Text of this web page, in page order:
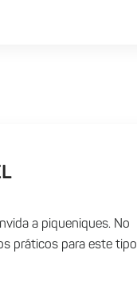
a piqueniques. No
práticos para este tipo